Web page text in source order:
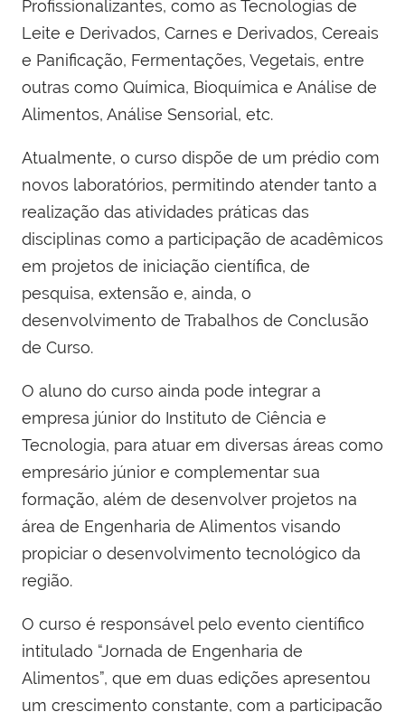
Profissionalizantes, como as Tecnologias de
Leite e Derivados, Carnes e Derivados, Cereais
e Panificação, Fermentações, Vegetais, entre
outras como Química, Bioquímica e Análise de
Alimentos, Análise Sensorial, etc.
Atualmente, o curso dispõe de um prédio com
novos laboratórios, permitindo atender tanto a
realização das atividades práticas das
disciplinas como a participação de acadêmicos
em projetos de iniciação científica, de
pesquisa, extensão e, ainda, o
desenvolvimento de Trabalhos de Conclusão
de Curso.
O aluno do curso ainda pode integrar a
empresa júnior do Instituto de Ciência e
Tecnologia, para atuar em diversas áreas como
empresário júnior e complementar sua
formação, além de desenvolver projetos na
área de Engenharia de Alimentos visando
propiciar o desenvolvimento tecnológico da
região.
O curso é responsável pelo evento científico
intitulado “Jornada de Engenharia de
Alimentos”, que em duas edições apresentou
um crescimento constante, com a participação